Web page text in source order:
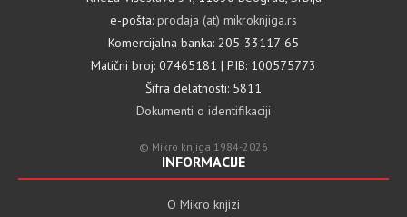
e-pošta: prodaja (at) mikroknjiga.rs
Komercijalna banka: 205-33117-65
Matični broj: 07465181 | PIB: 100575773
Šifra delatnosti: 5811
Dokumenti o identifikaciji
© Mikro knjiga 1984-2026
INFORMACIJE
O Mikro knjizi